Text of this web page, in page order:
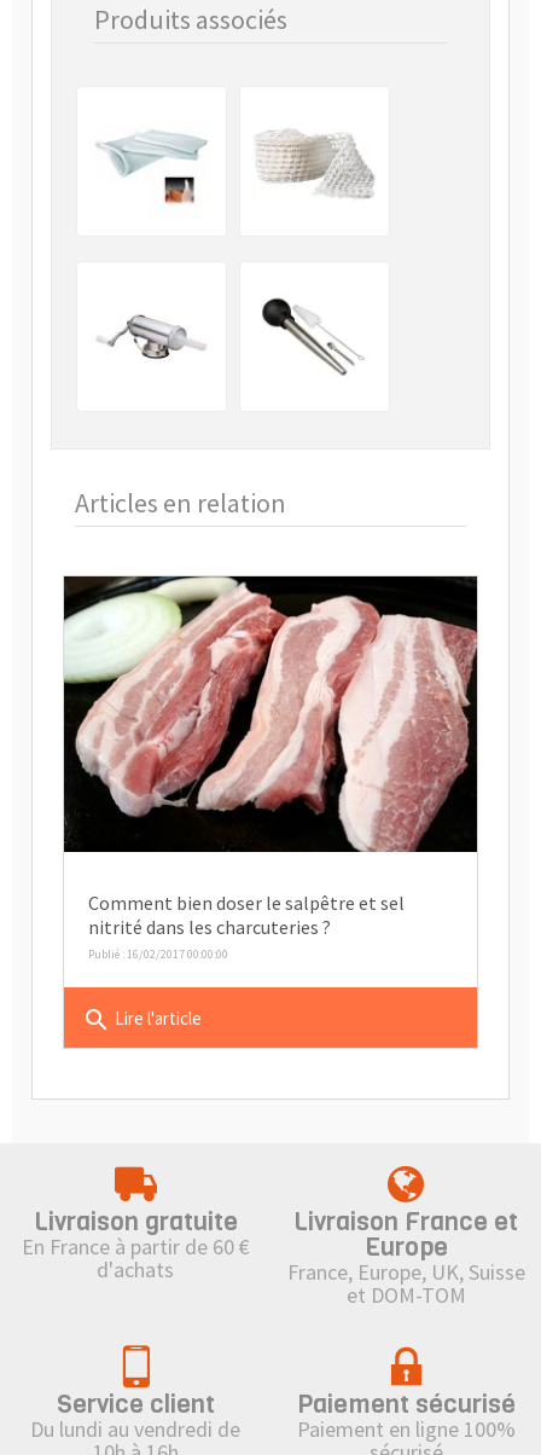
Produits associés
Articles en relation
Comment bien doser le salpêtre et sel
nitrité dans les charcuteries ?
Publié : 16/02/2017 00:00:00
search Lire l'article
Livraison gratuite
En France à partir de 60 €
d'achats
Livraison France et
Europe
France, Europe, UK, Suisse
et DOM-TOM
Service client
Du lundi au vendredi de
Paiement sécurisé
Paiement en ligne 100%